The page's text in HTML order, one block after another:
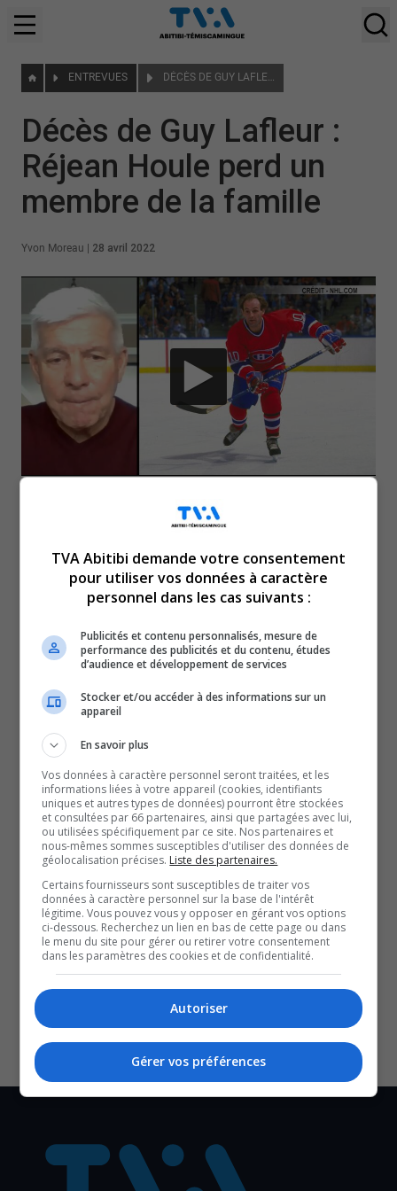
ENTREVUES DÉCÈS DE GUY LAFLEUR : RÉJEAN HOULE PERD UN MEMBRE DE LA FAMILLE
Décès de Guy Lafleur :
Réjean Houle perd un
membre de la famille
Yvon Moreau 28 avril 2022
L’ancien joueur étoile du
Canadien, Guy Lafleur, aura
nationales.
Elles auront lieu le mardi 3 mai, à 11 heures, à Montréal.
Faut dire que la mort du Démon blond touche bien des
gens dans la région.
Parmi eux, l’ancien numéro 15, le Rouynorandien Réjean
Houle, qui est au cœur des hommages rendus partout à
son ex-cochambreur.
QUESTION DU JOUR
Commentaires
CULTURE ET NOTRE ÉCONOMIE
TVA Abitibi demande votre consentement
pour utiliser vos données à caractère
personnel dans les cas suivants :
Publicités et contenu personnalisés, mesure de
performance des publicités et du contenu, études
d’audience et développement de services
Stocker et/ou accéder à des informations sur un
appareil
En savoir plus
Vos données à caractère personnel seront traitées, et les
informations liées à votre appareil (cookies, identifiants
uniques et autres types de données) pourront être stockées
et consultées par 66 partenaires, ainsi que partagées avec lui,
ou utilisées spécifiquement par ce site. Nos partenaires et
nous-mêmes sommes susceptibles d'utiliser des données de
géolocalisation précises. Liste des partenaires.
Certains fournisseurs sont susceptibles de traiter vos
données à caractère personnel sur la base de l'intérêt
légitime. Vous pouvez vous y opposer en gérant vos options
ci-dessous. Recherchez un lien en bas de cette page ou dans
le menu du site pour gérer ou retirer votre consentement
dans les paramètres des cookies et de confidentialité.
Autoriser
Gérer vos préférences